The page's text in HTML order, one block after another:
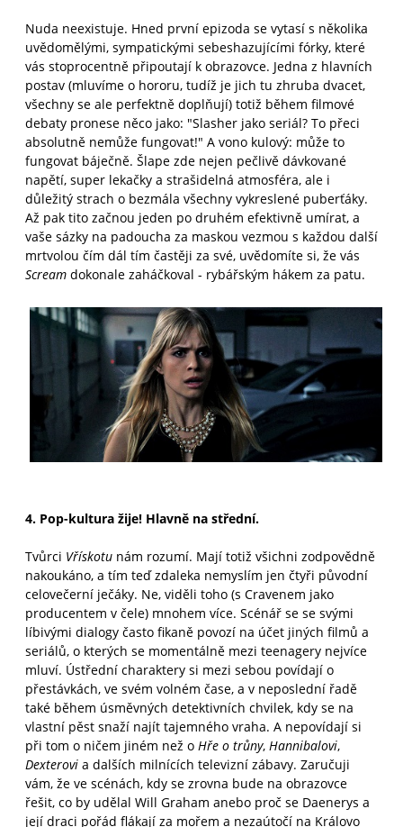
Nuda neexistuje. Hned první epizoda se vytasí s několika
uvědomělými, sympatickými sebeshazujícími fórky, které
vás stoprocentně připoutají k obrazovce. Jedna z hlavních
postav (mluvíme o hororu, tudíž je jich tu zhruba dvacet,
všechny se ale perfektně doplňují) totiž během filmové
debaty pronese něco jako: "Slasher jako seriál? To přeci
absolutně nemůže fungovat!" A vono kulový: může to
fungovat báječně. Šlape zde nejen pečlivě dávkované
napětí, super lekačky a strašidelná atmosféra, ale i
důležitý strach o bezmála všechny vykreslené puberťáky.
Až pak tito začnou jeden po druhém efektivně umírat, a
vaše sázky na padoucha za maskou vezmou s každou další
mrtvolou čím dál tím častěji za své, uvědomíte si, že vás
Scream dokonale zaháčkoval - rybářským hákem za patu.
4. Pop-kultura žije! Hlavně na střední.
Tvůrci Vřískotu nám rozumí. Mají totiž všichni zodpovědně
nakoukáno, a tím teď zdaleka nemyslím jen čtyři původní
celovečerní ječáky. Ne, viděli toho (s Cravenem jako
producentem v čele) mnohem více. Scénář se se svými
líbivými dialogy často fikaně povozí na účet jiných filmů a
seriálů, o kterých se momentálně mezi teenagery nejvíce
mluví. Ústřední charaktery si mezi sebou povídají o
přestávkách, ve svém volném čase, a v neposlední řadě
také během úsměvných detektivních chvilek, kdy se na
vlastní pěst snaží najít tajemného vraha. A nepovídají si
při tom o ničem jiném než o Hře o trůny, Hannibalovi,
Dexterovi a dalších milnících televizní zábavy. Zaručuji
vám, že ve scénách, kdy se zrovna bude na obrazovce
řešit, co by udělal Will Graham anebo proč se Daenerys a
její draci pořád flákají za mořem a nezaútočí na Královo